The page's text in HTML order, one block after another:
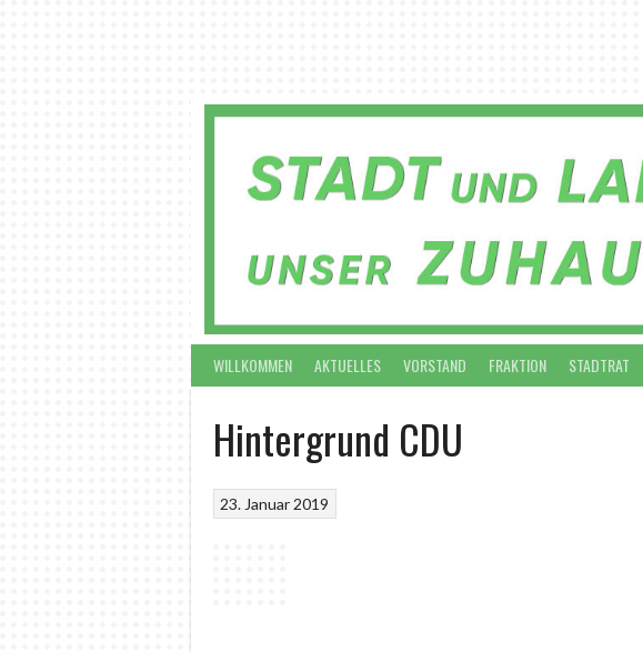
WILLKOMMEN AKTUELLES VORSTAND FRAKTION STADTRAT
Hintergrund CDU
23. Januar 2019